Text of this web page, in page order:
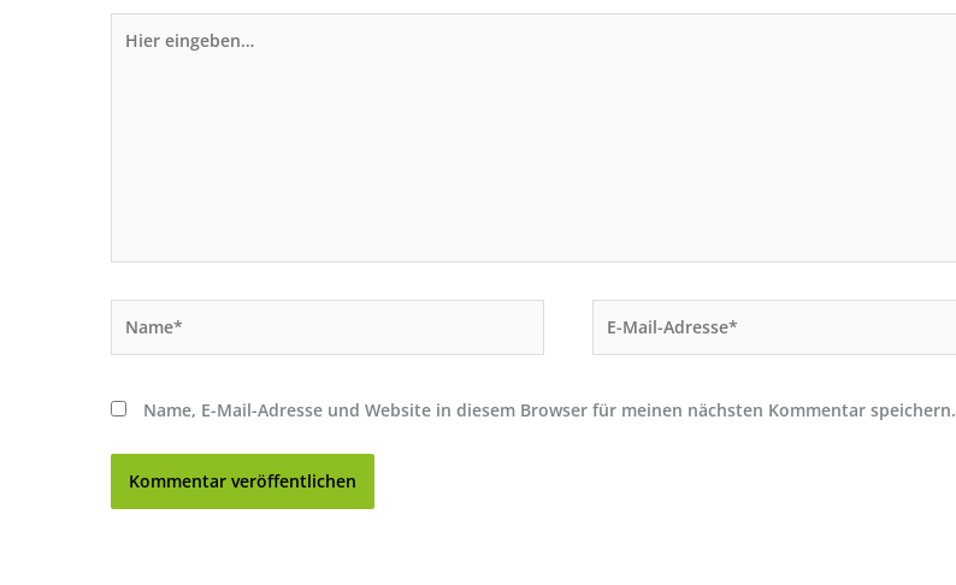
eingeben…
Mail-
Name, E-Mail-Adresse und Website in diesem Browser für meinen nächsten Kommentar speichern.